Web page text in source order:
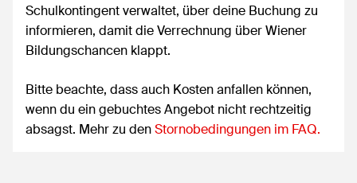
Schulkontingent verwaltet, über deine Buchung zu
informieren, damit die Verrechnung über Wiener
Bildungschancen klappt.
Bitte beachte, dass auch Kosten anfallen können,
wenn du ein gebuchtes Angebot nicht rechtzeitig
absagst. Mehr zu denStornobedingungen im FAQ.